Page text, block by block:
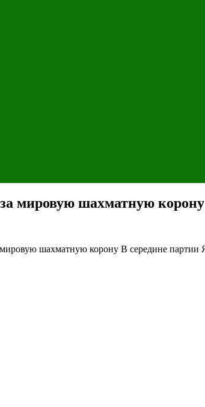
мировую шахматную
шахматную корону В середине партии